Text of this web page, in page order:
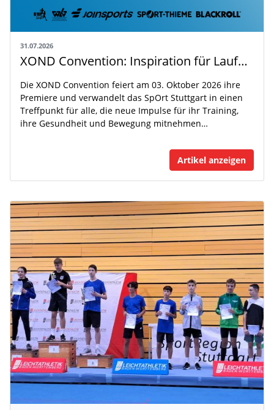
31.07.2026
XOND Convention: Inspiration für Laufen, Fitness und Gesundheit
Die XOND Convention feiert am 03. Oktober 2026 ihre
Premiere und verwandelt das SpOrt Stuttgart in einen
Treffpunkt für alle, die neue Impulse für ihr Training,
ihre Gesundheit und Bewegung mitnehmen…
Artikel anzeigen